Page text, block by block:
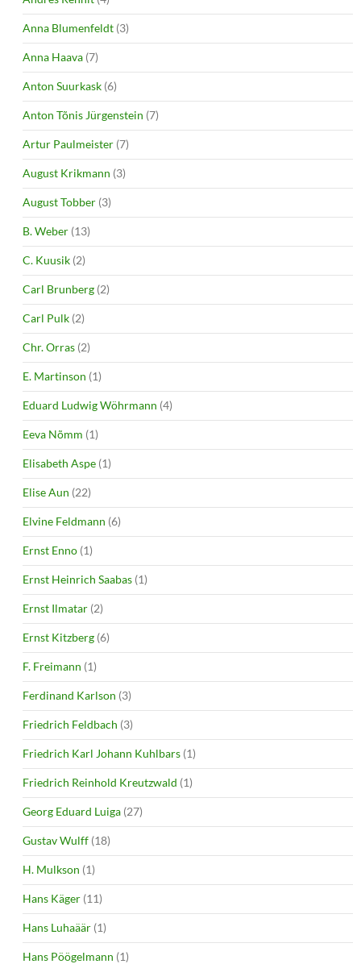
Anna Blumenfeldt (3)
Anna Haava (7)
Anton Suurkask (6)
Anton Tõnis Jürgenstein (7)
Artur Paulmeister (7)
August Krikmann (3)
August Tobber (3)
B. Weber (13)
C. Kuusik (2)
Carl Brunberg (2)
Carl Pulk (2)
Chr. Orras (2)
E. Martinson (1)
Eduard Ludwig Wöhrmann (4)
Eeva Nõmm (1)
Elisabeth Aspe (1)
Elise Aun (22)
Elvine Feldmann (6)
Ernst Enno (1)
Ernst Heinrich Saabas (1)
Ernst Ilmatar (2)
Ernst Kitzberg (6)
F. Freimann (1)
Ferdinand Karlson (3)
Friedrich Feldbach (3)
Friedrich Karl Johann Kuhlbars (1)
Friedrich Reinhold Kreutzwald (1)
Georg Eduard Luiga (27)
Gustav Wulff (18)
H. Mulkson (1)
Hans Käger (11)
Hans Luhaäär (1)
Hans Pöögelmann (1)